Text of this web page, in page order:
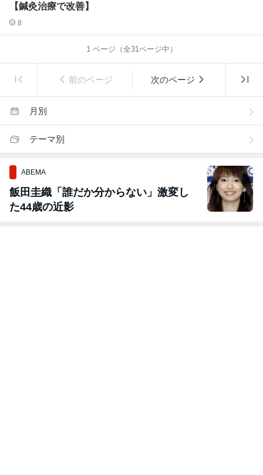
【鍼灸治療で改善】
8
1ページ（全31ページ中）
前のページ 次のページ
月別
テーマ別
ABEMA
飯田圭織「誰だか分からない」激変し
た44歳の近影